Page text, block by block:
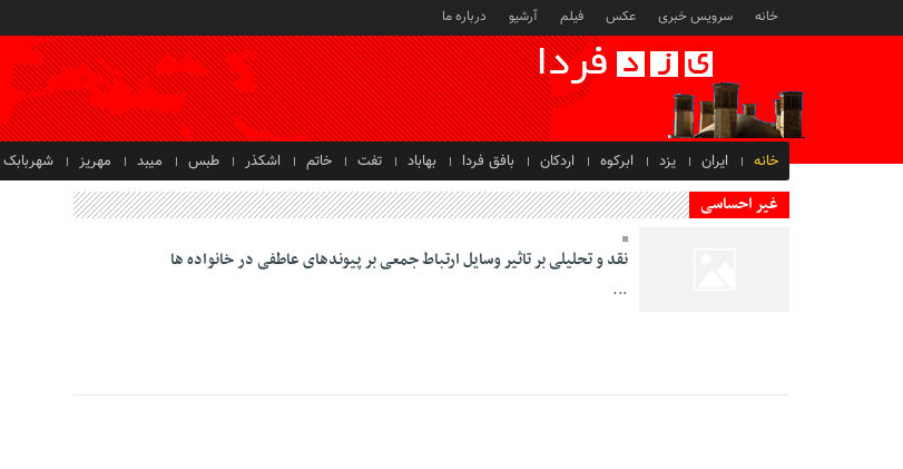
خانه سرویس خبری عکس فیلم آرشیو درباره ما
خانه ایران یزد ابرکوه اردکان بافق فردا بهاباد تفت خاتم اشکذر طبس میبد مهریز شهربابک
غیر احساسی
نقد و تحلیلی بر تاثیر وسایل ارتباط جمعی بر پیوندهای عاطفی در خانواده ها
...